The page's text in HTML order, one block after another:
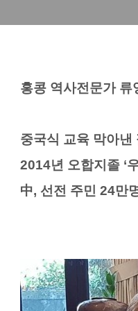
홍콩 역사전문가 류
중국식 교육 막아낸
2014년 오합지졸 ‘
中, 선전 주민 24만